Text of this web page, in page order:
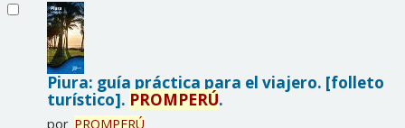
Piura: guía práctica para el viajero. [folleto
turístico]. PROMPERÚ.
por PROMPERÚ